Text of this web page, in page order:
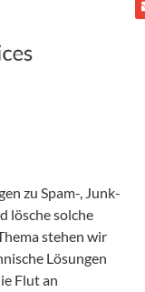
zu Spam-, Junk-
lösche solche
stehen wir
Lösungen
Flut an